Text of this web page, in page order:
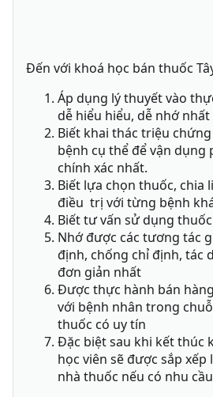
Đến với khoá học bán thuốc
Áp dụng lý thuyết vào
dễ hiểu hiểu, dễ nhớ nhất
Biết khai thác triệu
bệnh cụ thể để vận dụng
chính xác nhất.
Biết lựa chọn thuốc, chia
điều trị với từng bệnh
Biết tư vấn sử dụng
Nhớ được các tương tác
định, chống chỉ định, tác
đơn giản nhất
Được thực hành bán
với bệnh nhân trong
thuốc có uy tín
Đặc biệt sau khi kết thúc
học viên sẽ được sắp xếp
nhà thuốc nếu có nhu